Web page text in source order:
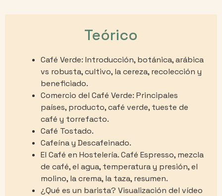
Teórico
Café Verde: Introducción, botánica, arábica
vs robusta, cultivo, la cereza, recolección y
beneficiado.
Comercio del Café Verde: Principales
países, producto, café verde, tueste de
café y torrefacto.
Café Tostado.
Cafeína y Descafeinado.
El Café en Hostelería. Café Espresso, mezcla
de café, el agua, temperatura y presión, el
molino, la crema, la taza, resumen.
¿Qué es un barista? Visualización del vídeo